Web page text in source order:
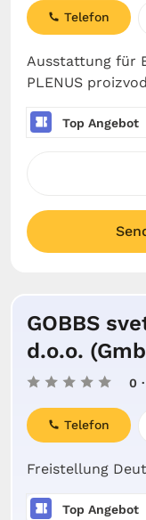
Ausstattung für
PLENUS
Telefon
Top Angebot
GOBBS
d.o.o.
0
Freistellung
Telefon
Top Angebot